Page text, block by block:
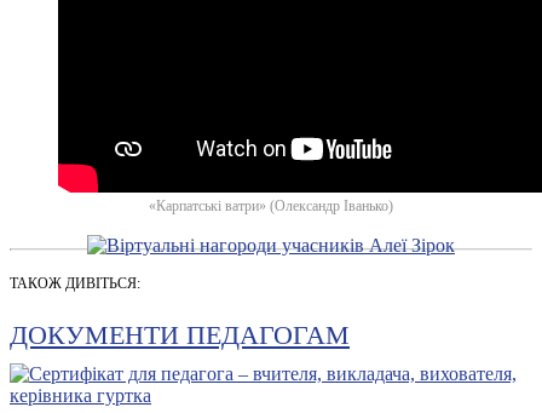
«Карпатські ватри» (Олександр Іванько)
ТАКОЖ ДИВІТЬСЯ:
ДОКУМЕНТИ ПЕДАГОГАМ